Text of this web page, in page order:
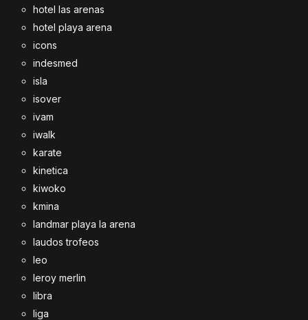
hotel las arenas
hotel playa arena
icons
indesmed
isla
isover
ivam
iwalk
karate
kinetica
kiwoko
kmina
landmar playa la arena
laudos trofeos
leo
leroy merlin
libra
liga